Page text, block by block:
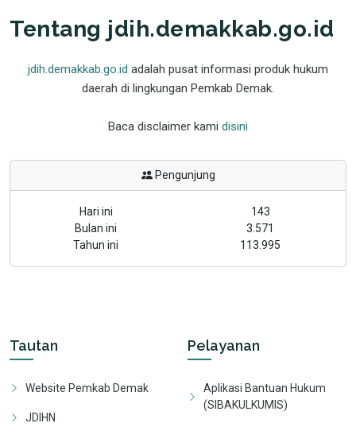
Tentang jdih.demakkab.go.id
jdih.demakkab.go.id adalah pusat informasi produk hukum
daerah di lingkungan Pemkab Demak.
Baca disclaimer kami disini
Pengunjung
Hari ini
143
Bulan ini
3.571
Tahun ini
113.995
Tautan
Website Pemkab Demak
JDIHN
Pelayanan
Aplikasi Bantuan Hukum
(SIBAKULKUMIS)